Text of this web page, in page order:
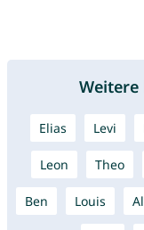
Weitere
Elias Levi
Leon Theo
Ben Louis